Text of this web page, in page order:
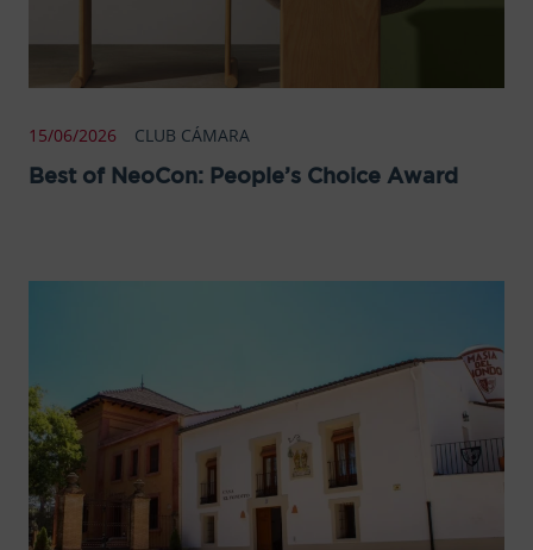
15/06/2026 CLUB CÁMARA
Best of NeoCon: People’s Choice Award